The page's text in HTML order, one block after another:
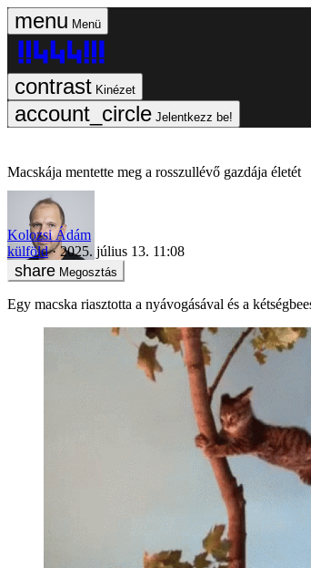
Menü
Kinézet
Jelentkezz be!
Macskája mentette meg a rosszullévő gazdája életét
Kolozsi Ádám
külföld
2025. július 13. 11:08
Megosztás
Egy macska riasztotta a nyávogásával és a